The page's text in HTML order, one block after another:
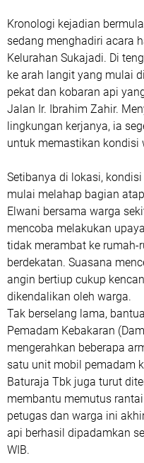
Kronologi kejadian
sedang menghadiri acara
Kelurahan Sukajadi. Di
ke arah langit yang mulai
pekat dan kobaran api
Jalan Ir. Ibrahim Zahir.
lingkungan kerjanya, ia
untuk memastikan kondisi
Setibanya di lokasi,
mulai melahap bagian
Elwani bersama warga
mencoba melakukan
tidak merambat ke
berdekatan. Suasana
angin bertiup cukup
dikendalikan oleh warga.
Tak berselang lama,
Pemadam Kebakaran
mengerahkan beberapa
satu unit mobil pemadam
Baturaja Tbk juga turut
membantu memutus
petugas dan warga ini
api berhasil dipadamkan
WIB.